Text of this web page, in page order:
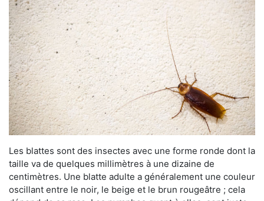
Les blattes sont des insectes avec une forme ronde dont la
taille va de quelques millimètres à une dizaine de
centimètres. Une blatte adulte a généralement une couleur
oscillant entre le noir, le beige et le brun rougeâtre ; cela